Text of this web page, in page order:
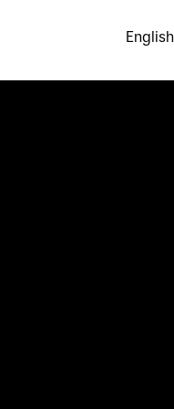
English